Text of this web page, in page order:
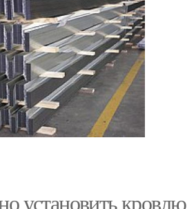
установить кровлю